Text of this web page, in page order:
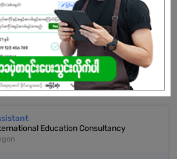
Don't have an account?
REGISTER NOW!
Education Consultancy